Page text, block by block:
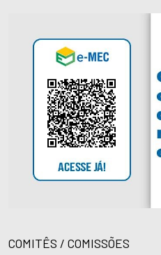
COMITÊS / COMISSÕES